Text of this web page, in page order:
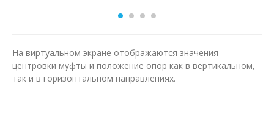
На виртуальном экране отображаются значения
центровки муфты и положение опор как в вертикальном,
так и в горизонтальном направлениях.